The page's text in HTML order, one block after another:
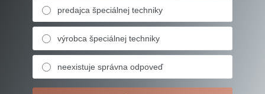
predajca špeciálnej techniky
výrobca špeciálnej techniky
neexistuje správna odpoveď